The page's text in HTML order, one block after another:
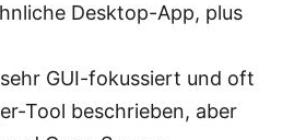
Desktop-App, plus
GUI-fokussiert und oft
Tool beschrieben, aber